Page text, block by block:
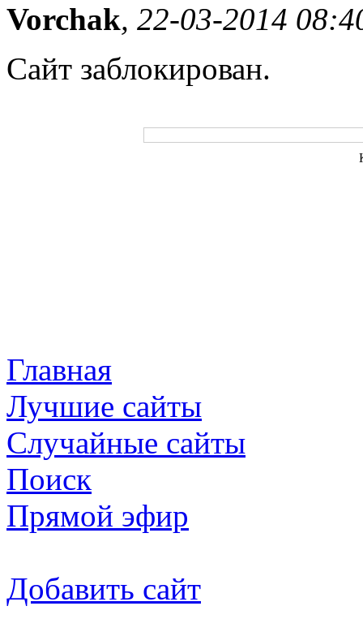
Vorchak, 22-03-2014
Сайт заблокирован.
Главная
Лучшие сайты
Случайные сайты
Поиск
Прямой эфир
Добавить сайт